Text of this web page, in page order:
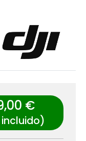
€
incluido)